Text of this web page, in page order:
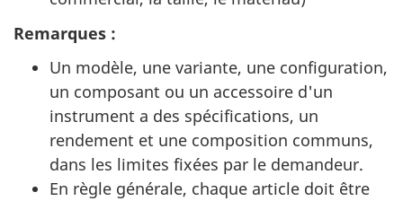
Remarques :
Un modèle, une variante, une configuration,
un composant ou un accessoire d'un
instrument a des spécifications, un
rendement et une composition communs,
dans les limites fixées par le demandeur.
En règle générale, chaque article doit être